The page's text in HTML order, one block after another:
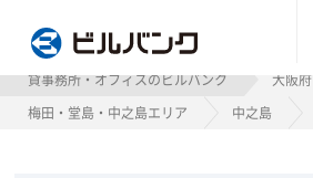
ビルバンク
貸事務所・オフィスのビルバンク 大阪府
梅田・堂島・中之島エリア
中之島